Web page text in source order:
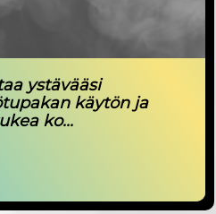
ystävääsi
käytön ja
ko...